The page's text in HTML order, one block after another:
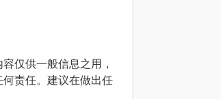
仅供一般信息之用，
责任。建议在做出任